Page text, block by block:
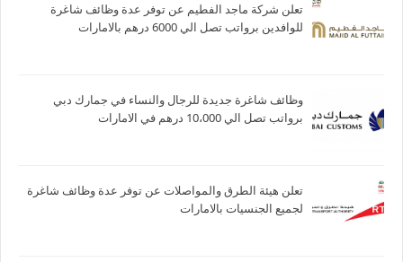
تعلن شركة ماجد الفطيم عن توفر عدة وظائف شاغرة
للوافدين برواتب تصل الي 6000 درهم بالامارات
وظائف شاغرة جديدة للرجال والنساء في جمارك دبي
برواتب تصل الي 10،000 درهم في الامارات
تعلن هيئة الطرق والمواصلات عن توفر عدة وظائف شاغرة
لجميع الجنسيات بالامارات